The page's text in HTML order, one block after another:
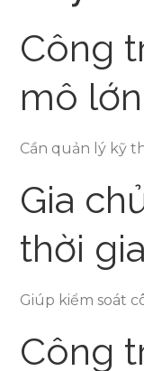
Công
mô lớn
Cần quản lý kỹ
Gia
thời
Giúp kiểm soát
Công